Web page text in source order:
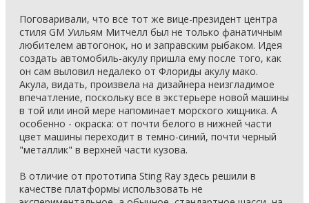
Поговаривали, что все тот же вице-президент центра
стиля GM Уильям Митчелл был не только фанатичным
любителем автогонок, но и заправским рыбаком. Идея
создать автомобиль-акулу пришла ему после того, как
он сам выловил недалеко от Флориды акулу мако.
Акула, видать, произвела на дизайнера неизгладимое
впечатление, поскольку все в экстерьере новой машины
в той или иной мере напоминает морского хищника. А
особенно - окраска: от почти белого в нижней части
цвет машины переходит в темно-синий, почти черный
"металлик" в верхней части кузова.
В отличие от прототипа Sting Ray здесь решили в
качестве платформы использовать не